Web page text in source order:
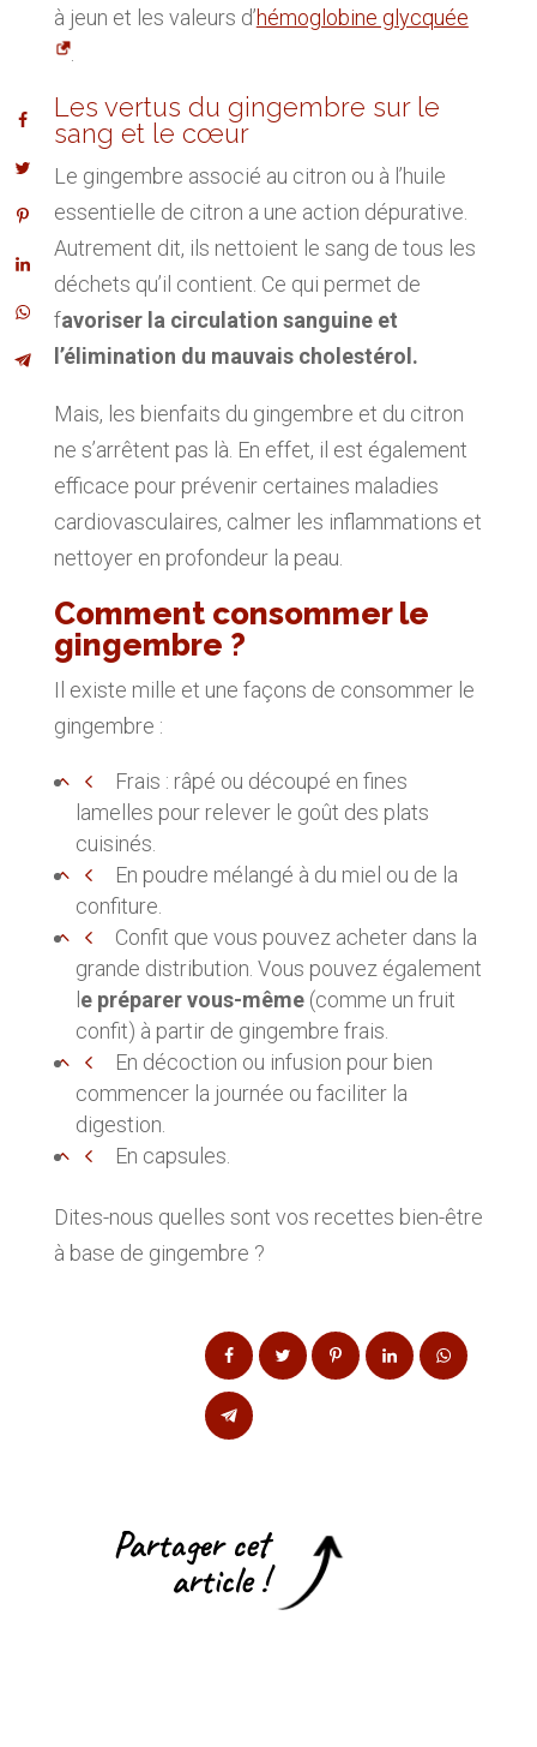
à jeun et les valeurs d’hémoglobine glycquée
.
Les vertus du gingembre sur le
sang et le cœur
Le gingembre associé au citron ou à l’huile
essentielle de citron a une action dépurative.
Autrement dit, ils nettoient le sang de tous les
déchets qu’il contient. Ce qui permet de
favoriser la circulation sanguine et
l’élimination du mauvais cholestérol.
Mais, les bienfaits du gingembre et du citron
ne s’arrêtent pas là. En effet, il est également
efficace pour prévenir certaines maladies
cardiovasculaires, calmer les inflammations et
nettoyer en profondeur la peau.
Comment consommer le
gingembre ?
Il existe mille et une façons de consommer le
gingembre :
Frais : râpé ou découpé en fines
lamelles pour relever le goût des plats
cuisinés.
En poudre mélangé à du miel ou de la
confiture.
Confit que vous pouvez acheter dans la
grande distribution. Vous pouvez également
e préparer vous-même(comme un fruit
confit) à partir de gingembre frais.
En décoction ou infusion pour bien
commencer la journée ou faciliter la
digestion.
En capsules.
Dites-nous quelles sont vos recettes bien-être
à base de gingembre ?
Partager cet
article !